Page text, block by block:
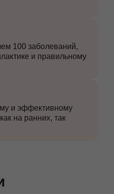
100 заболеваний,
и правильному
и эффективному
на ранних, так